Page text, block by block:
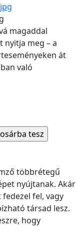
magaddal
nyitja meg – a
át
való
többrétegű
nyújtanak. Akár
fel, vagy
társad lesz.
hogy